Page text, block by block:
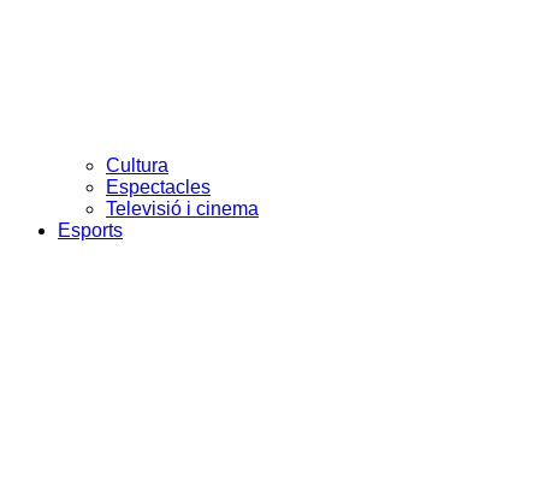
Cultura
Espectacles
Televisió i cinema
Esports